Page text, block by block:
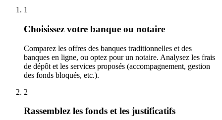
1
Choisissez votre banque ou notaire
Comparez les offres des banques traditionnelles et des
banques en ligne, ou optez pour un notaire. Analysez les frais
de dépôt et les services proposés (accompagnement, gestion
des fonds bloqués, etc.).
2
Rassemblez les fonds et les justificatifs